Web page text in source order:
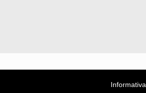
Informativa